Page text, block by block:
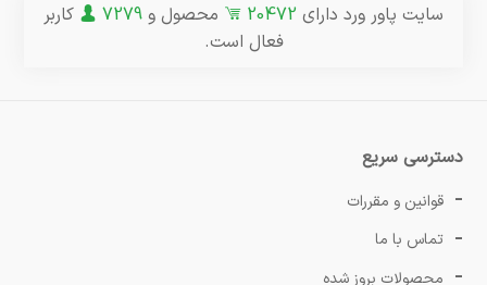
سایت پاور ورد دارای 20472 محصول و 7279
کاربر
فعال است.
دسترسی سریع
قوانین و مقررات
تماس با ما
محصولات بروز شده